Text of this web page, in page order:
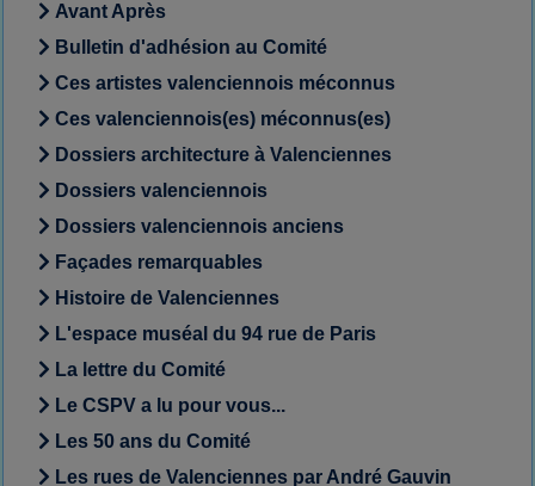
Avant Après
Bulletin d'adhésion au Comité
Ces artistes valenciennois méconnus
Ces valenciennois(es) méconnus(es)
Dossiers architecture à Valenciennes
Dossiers valenciennois
Dossiers valenciennois anciens
Façades remarquables
Histoire de Valenciennes
L'espace muséal du 94 rue de Paris
La lettre du Comité
Le CSPV a lu pour vous...
Les 50 ans du Comité
Les rues de Valenciennes par André Gauvin